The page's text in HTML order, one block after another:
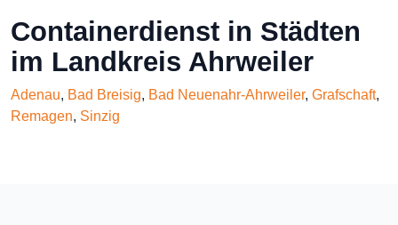
Containerdienst in Städten
im Landkreis Ahrweiler
Adenau, Bad Breisig, Bad Neuenahr-Ahrweiler, Grafschaft,
Remagen, Sinzig